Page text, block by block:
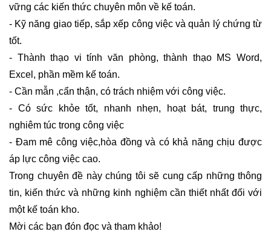
vững các kiến thức chuyên môn về kế toán.
- Kỹ năng giao tiếp, sắp xếp công việc và quản lý chứng từ
tốt.
- Thành thạo vi tính văn phòng, thành thạo MS Word,
Excel, phần mềm kế toán.
- Cần mẫn ,cẩn thận, có trách nhiệm với công việc.
- Có sức khỏe tốt, nhanh nhẹn, hoạt bát, trung thực,
nghiêm túc trong công việc
- Đam mê công việc,hòa đồng và có khả năng chịu được
áp lực công việc cao.
Trong chuyên đề này chúng tôi sẽ cung cấp những thông
tin, kiến thức và những kinh nghiệm cần thiết nhất đối với
một kế toán kho.
Mời các bạn đón đọc và tham khảo!